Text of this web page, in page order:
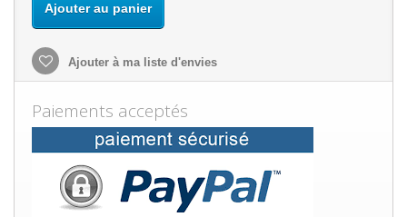
Ajouter au panier
Ajouter à ma liste d'envies
Paiements acceptés